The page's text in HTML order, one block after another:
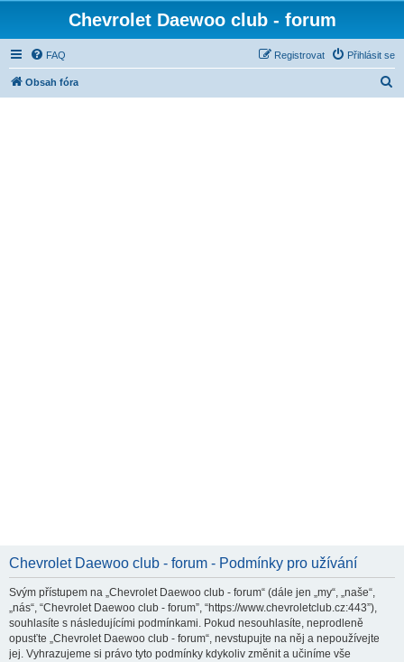
Chevrolet Daewoo club - forum
FAQ Přihlásit se
Registrovat
Obsah fóra
Chevrolet Daewoo club - forum - Podmínky pro užívání
Svým přístupem na „Chevrolet Daewoo club - forum“ (dále jen „my“, „naše“,
„nás“, “Chevrolet Daewoo club - forum”, “https://www.chevroletclub.cz:443”),
souhlasíte s následujícími podmínkami. Pokud nesouhlasíte, neprodleně
opusťte „Chevrolet Daewoo club - forum“, nevstupujte na něj a nepoužívejte
jej. Vyhrazujeme si právo tyto podmínky kdykoliv změnit a učiníme vše